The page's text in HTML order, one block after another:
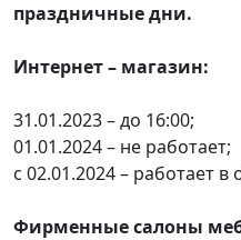
праздничные дни.
Интернет – магазин:
31.01.2023 – до 16:00;
01.01.2024 – не работает;
с 02.01.2024 – работает
Фирменные салоны